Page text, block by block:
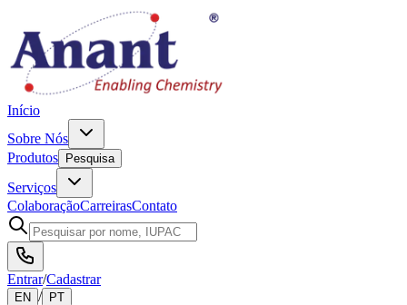
Início
Sobre Nós
Produtos
Pesquisa
Serviços
ColaboraçãoCarreirasContato
Entrar/Cadastrar
EN / PT